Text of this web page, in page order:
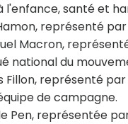
l'enfance, santé et
représenté
Macron,
national du
Fillon, représenté
de campagne.
Pen, représentée